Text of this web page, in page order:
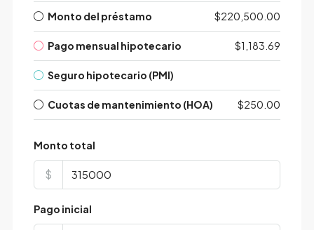
Monto del préstamo $220,500.00
Pago mensual hipotecario $1,183.69
Seguro hipotecario (PMI)
Cuotas de mantenimiento (HOA) $250.00
Monto total
$
Pago inicial